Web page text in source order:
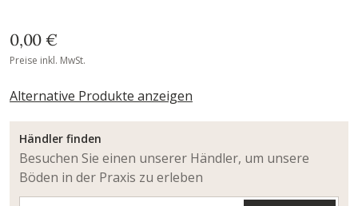
0,00 €
Preise inkl. MwSt.
Alternative Produkte anzeigen
Händler finden
Besuchen Sie einen unserer Händler, um unsere
Böden in der Praxis zu erleben